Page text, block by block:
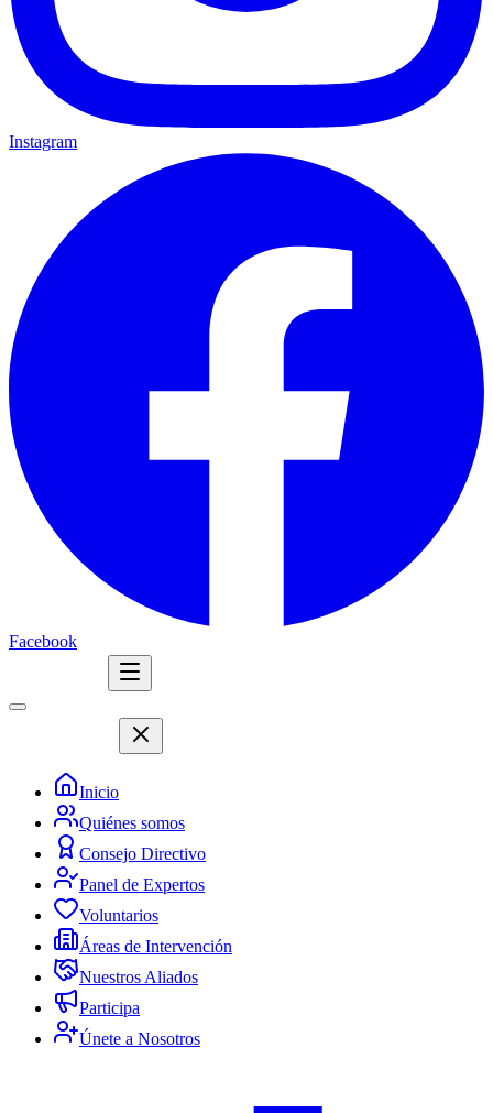
Instagram
Facebook
Inicio
Quiénes somos
Consejo Directivo
Panel de Expertos
Voluntarios
Áreas de Intervención
Nuestros Aliados
Participa
Únete a Nosotros